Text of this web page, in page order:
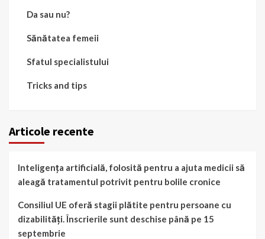
Da sau nu?
Sănătatea femeii
Sfatul specialistului
Tricks and tips
Articole recente
Inteligența artificială, folosită pentru a ajuta medicii să
aleagă tratamentul potrivit pentru bolile cronice
Consiliul UE oferă stagii plătite pentru persoane cu
dizabilități. Înscrierile sunt deschise până pe 15
septembrie